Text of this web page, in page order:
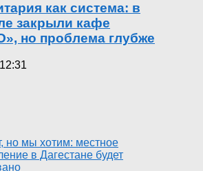
как система: в
закрыли кафе
но проблема глубже